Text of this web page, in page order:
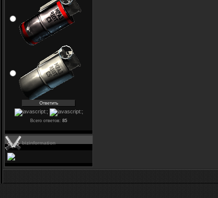
Всего ответов: 85
bizinformation